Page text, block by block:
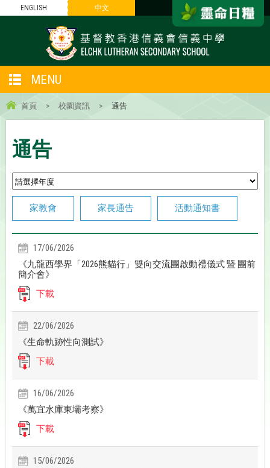
ENGLISH 中文
MENU
首頁 > 校園資訊 > 通告
通告
家教會 家長通告 活動通知書
17/06/2026
《九龍西學界「2026熊貓行」雙向交流團啟動禮儀式 暨 團前
簡介會》
下載
22/06/2026
《生命軌跡性向測試》
下載
16/06/2026
《萬宜水庫東壩考察》
下載
15/06/2026